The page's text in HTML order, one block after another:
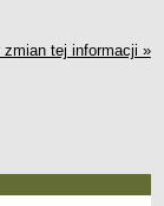
zmian tej informacji »